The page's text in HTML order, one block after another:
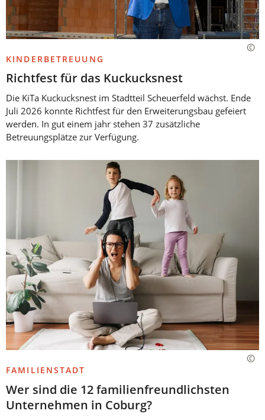
KINDERBETREUUNG
Richtfest für das Kuckucksnest
Die KiTa Kuckucksnest im Stadtteil Scheuerfeld wächst. Ende
Juli 2026 konnte Richtfest für den Erweiterungsbau gefeiert
werden. In gut einem jahr stehen 37 zusätzliche
Betreuungsplätze zur Verfügung.
FAMILIENSTADT
Wer sind die 12 familienfreundlichsten
Unternehmen in Coburg?